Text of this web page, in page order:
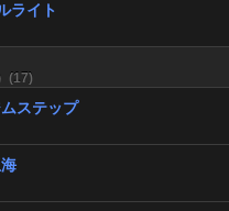
ライト
(17)
ステップ